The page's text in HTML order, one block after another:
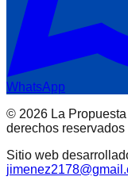
WhatsApp
© 2026 La Propuesta
derechos reservados
Sitio web